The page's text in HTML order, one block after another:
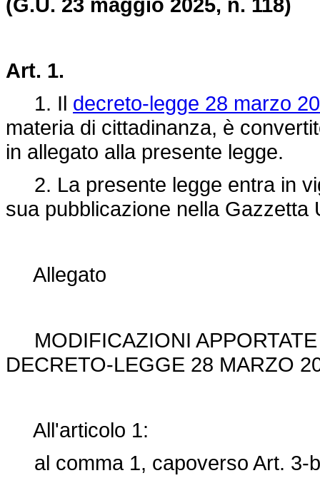
Art. 1.
1. Il decreto-legge 28 marzo
materia di cittadinanza, è
in allegato alla presente legge.
2. La presente legge entra in
sua pubblicazione nella Gazzetta
Allegato
MODIFICAZIONI
DECRETO-LEGGE 28 MARZO
All'articolo 1:
al comma 1, capoverso Art. 3-